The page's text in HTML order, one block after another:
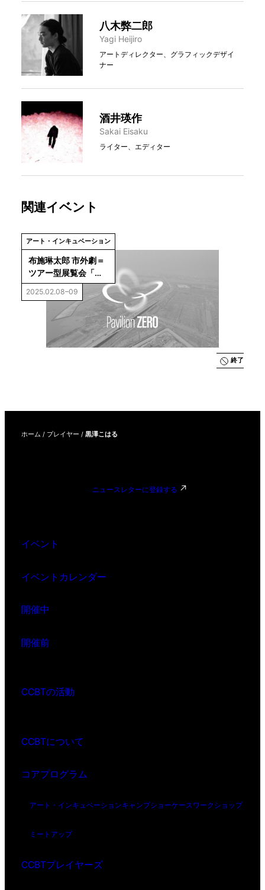
八木弊二郎
Yagi Heijiro
アートディレクター、グラフィックデザイ
ナー
酒井瑛作
Sakai Eisaku
ライター、エディター
関連イベント
アート・インキュベーション
布施琳太郎 市外劇＝
ツアー型展覧会「パ
ビリオン・ゼロ：空
の水族園」
2025.02.08–09
終了
ホーム / プレイヤー / 黒澤こはる
ニュースレターに登録する
イベント
イベントカレンダー
開催中
開催前
CCBTの活動
CCBTについて
コアプログラム
アート・インキュベーションキャンプショーケースワークショップ
ミートアップ
CCBTプレイヤーズ